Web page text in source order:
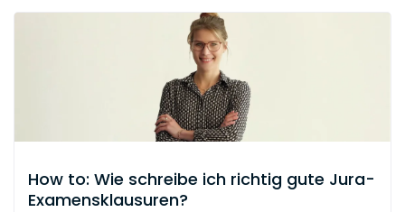
How to: Wie schreibe ich richtig gute Jura-
Examensklausuren?